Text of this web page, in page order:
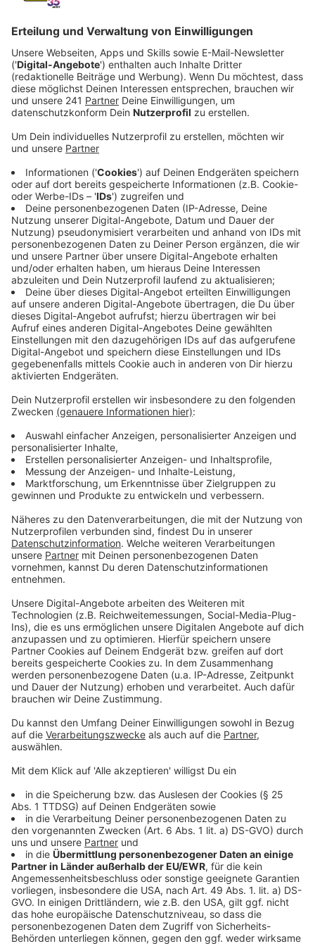
Anzeige
Firmen, die bei uns in der Stadt ihren Sitz haben, hier
aber gar nicht wirklich arbeiten. Sogenannte
Briefkastenfirmen sind immer wieder Thema, vor allem
wegen der niedrigen Gewerbesteuer. Solche
Verdachtsfälle in Rheindorf sorgen jetzt für Streit
zwischen der Wohnungsgesellschaft Leverkusen und
unserem Landtagsabgeordneten Scholz.
Anzeige
Hat die niedrige Gewerbesteuer
Unternehmen angelockt?
Anzeige
Es geht um das ehemalige Sparkassen-Gebäude am
ist aktuell eine Firma, die die Räume wiederum an
laut Scholz 46 Betriebe. Was ihn stört: Der Mieter
wirbt explizit mit den niedrigen Steuern bei uns. Der
Politiker sieht deshalb die WGL in der Pflicht. Die
wiederum sagt: Das Geschäftsmodell ist legal. Mit
erledigen. Und die WGL legt gegen Scholz nach: Als
Ratsmitglied habe er die Senkung der Gewerbesteuer
selbst mitbeschlossen.
Weitere Meldungen aus Leverkusen
Anzeige
Stadtrat stoppt Grundsteuer-Erhöhung vorerst
Baustelle A59: Radfahrer werden wieder auf den
Dhünnradweg umgeleitet
Frauenring Leverkusen stiftet Mädelsboxen für
Schulen und Jugendhäuser
Anzeige
Anzeige